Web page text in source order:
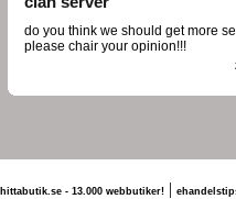
do you think we should get more
please chair your opinion!!!
hittabutik.se - 13.000 webbutiker!|